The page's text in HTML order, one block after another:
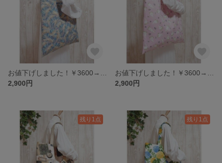
2,900円
2,900円
残り1点 残り1点